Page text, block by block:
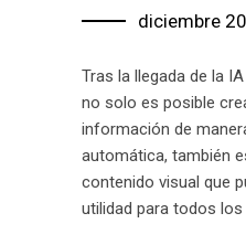
diciembre
Tras la llegada de la
no solo es posible
información de
automática, también
contenido visual que
utilidad para todos